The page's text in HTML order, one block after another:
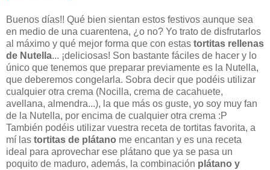
Buenos días!! Qué bien sientan estos festivos aunque sea
en medio de una cuarentena, ¿o no? Yo trato de disfrutarlos
al máximo y qué mejor forma que con estas tortitas rellenas
de Nutella... ¡deliciosas! Son bastante fáciles de hacer y lo
único que tenemos que preparar previamente es la Nutella,
que deberemos congelarla. Sobra decir que podéis utilizar
cualquier otra crema (Nocilla, crema de cacahuete,
avellana, almendra...), la que más os guste, yo soy muy fan
de la Nutella, por encima de cualquier otra crema :P
También podéis utilizar vuestra receta de tortitas favorita, a
mí las tortitas de plátano me encantan y es una receta
ideal para aprovechar ese plátano que ya se pasa un
poquito de maduro, además, la combinación plátano y